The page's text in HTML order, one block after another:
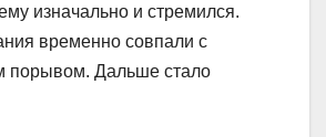
изначально и стремился.
временно совпали с
порывом. Дальше стало